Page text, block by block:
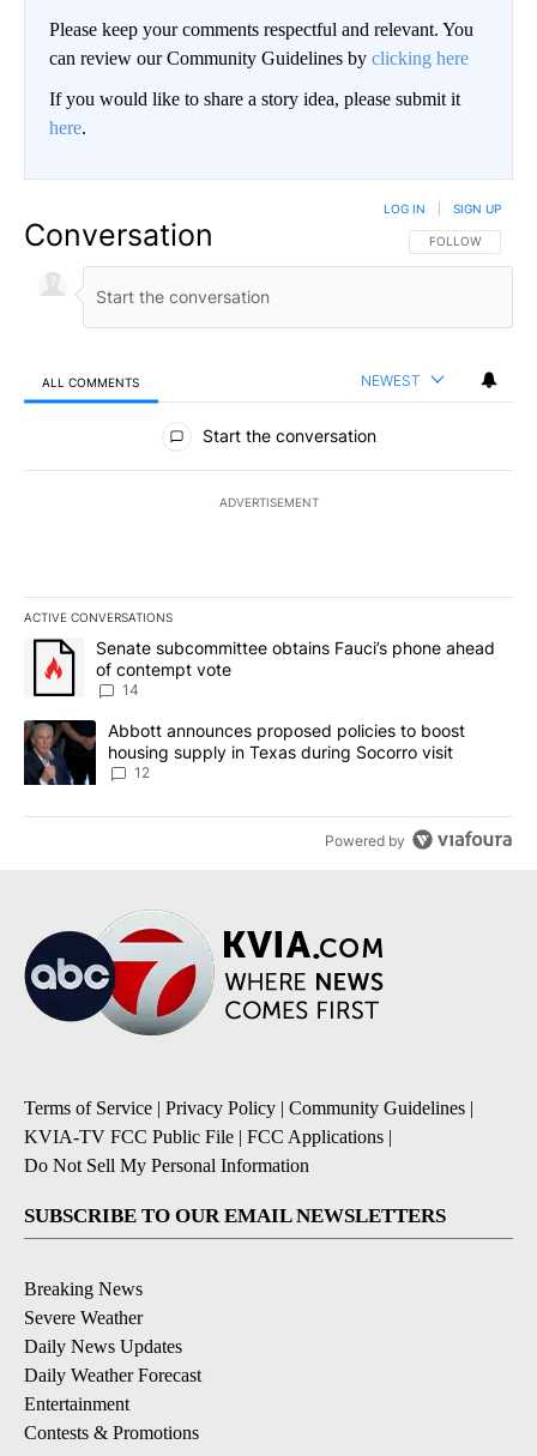
Please keep your comments respectful and relevant. You
can review our Community Guidelines by clicking here
If you would like to share a story idea, please submit it
here.
Conversation FOLLOW THIS
FOLLOW
LOG IN SIGN UP
ALL COMMENTS NEWEST
All Comments
Start the conversation
ADVERTISEMENT
ACTIVE CONVERSATIONS
The following is a list of the most commented articles in the last
A trending article titled "Senate subcommittee obtains Fauci’s
Senate subcommittee obtains Fauci’s phone ahead
of contempt vote
14
A trending article titled "Abbott announces proposed policies to
Abbott announces proposed policies to boost
housing supply in Texas during Socorro visit
12
Powered by
Terms of Service | Privacy Policy | Community Guidelines |
KVIA-TV FCC Public File | FCC Applications |
Do Not Sell My Personal Information
SUBSCRIBE TO OUR EMAIL NEWSLETTERS
Breaking News
Severe Weather
Daily News Updates
Daily Weather Forecast
Entertainment
Contests & Promotions